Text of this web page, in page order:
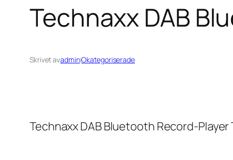
Technaxx DAB
Skrivet avadminiOkategoriserade
Technaxx DAB Bluetooth Record-Player